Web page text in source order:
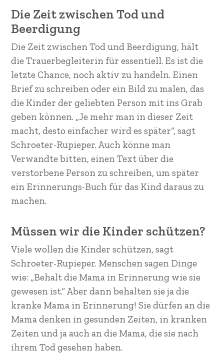
Die Zeit zwischen Tod und
Beerdigung
Die Zeit zwischen Tod und Beerdigung, hält
die Trauerbegleiterin für essentiell. Es ist die
letzte Chance, noch aktiv zu handeln. Einen
Brief zu schreiben oder ein Bild zu malen, das
die Kinder der geliebten Person mit ins Grab
geben können. „Je mehr man in dieser Zeit
macht, desto einfacher wird es später“, sagt
Schroeter-Rupieper. Auch könne man
Verwandte bitten, einen Text über die
verstorbene Person zu schreiben, um später
ein Erinnerungs-Buch für das Kind daraus zu
machen.
Müssen wir die Kinder schützen?
Viele wollen die Kinder schützen, sagt
Schroeter-Rupieper. Menschen sagen Dinge
wie: „Behalt die Mama in Erinnerung wie sie
gewesen ist.“ Aber dann behalten sie ja die
kranke Mama in Erinnerung! Sie dürfen an die
Mama denken in gesunden Zeiten, in kranken
Zeiten und ja auch an die Mama, die sie nach
ihrem Tod gesehen haben.